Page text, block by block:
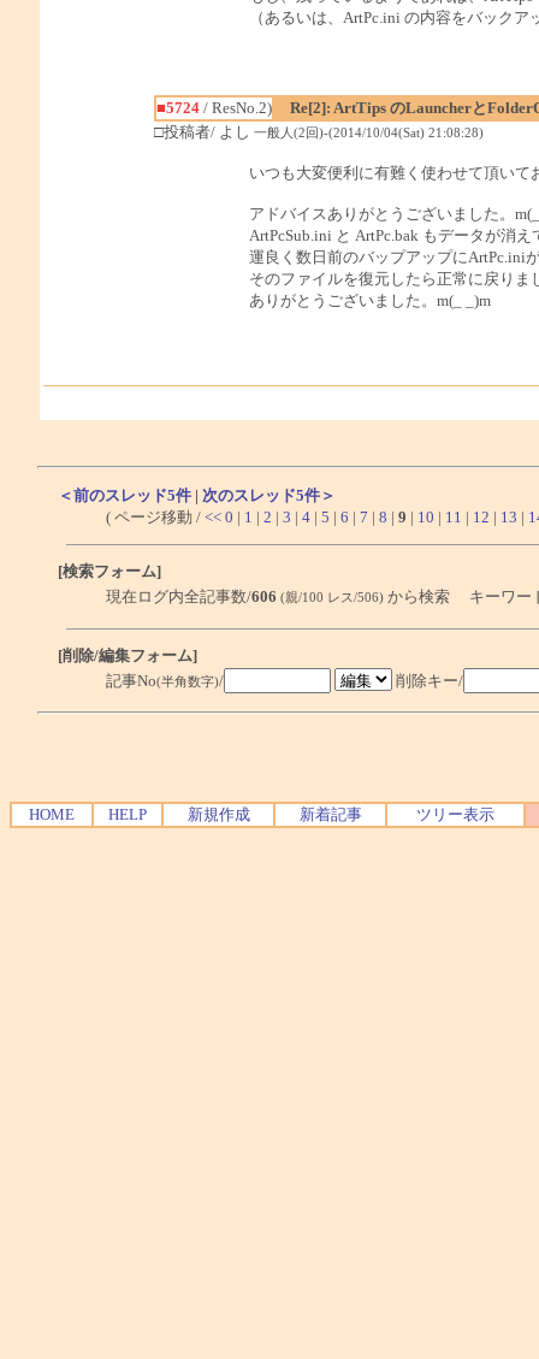
（あるいは、ArtPc.ini の内容をバック
■5724/ ResNo.2)
Re[2]: ArtTips のLauncherと
□投稿者/ よし 一般人(2回)-(2014/10/04(Sat) 21:08:28)
いつも大変便利に有難く使わせて頂いて
アドバイスありがとうございました。
ArtPcSub.ini と ArtPc.bak もデータが消え
運良く数日前のバップアップにArtPc.ini
そのファイルを復元したら正常に戻りま
ありがとうございました。m(_ _)m
＜前のスレッド5件 | 次のスレッド5件＞
( ページ移動 / << 0 | 1 | 2 | 3 | 4 | 5 | 6 | 7 | 8 | 9 | 10 | 11 | 12 | 13 |
[検索フォーム]
現在ログ内全記事数/606 (親/100 レス/506) から検索 キーワー
[削除/編集フォーム]
記事No(半角数字)/ 削除キー/
HOME HELP 新規作成 新着記事 ツリー表示